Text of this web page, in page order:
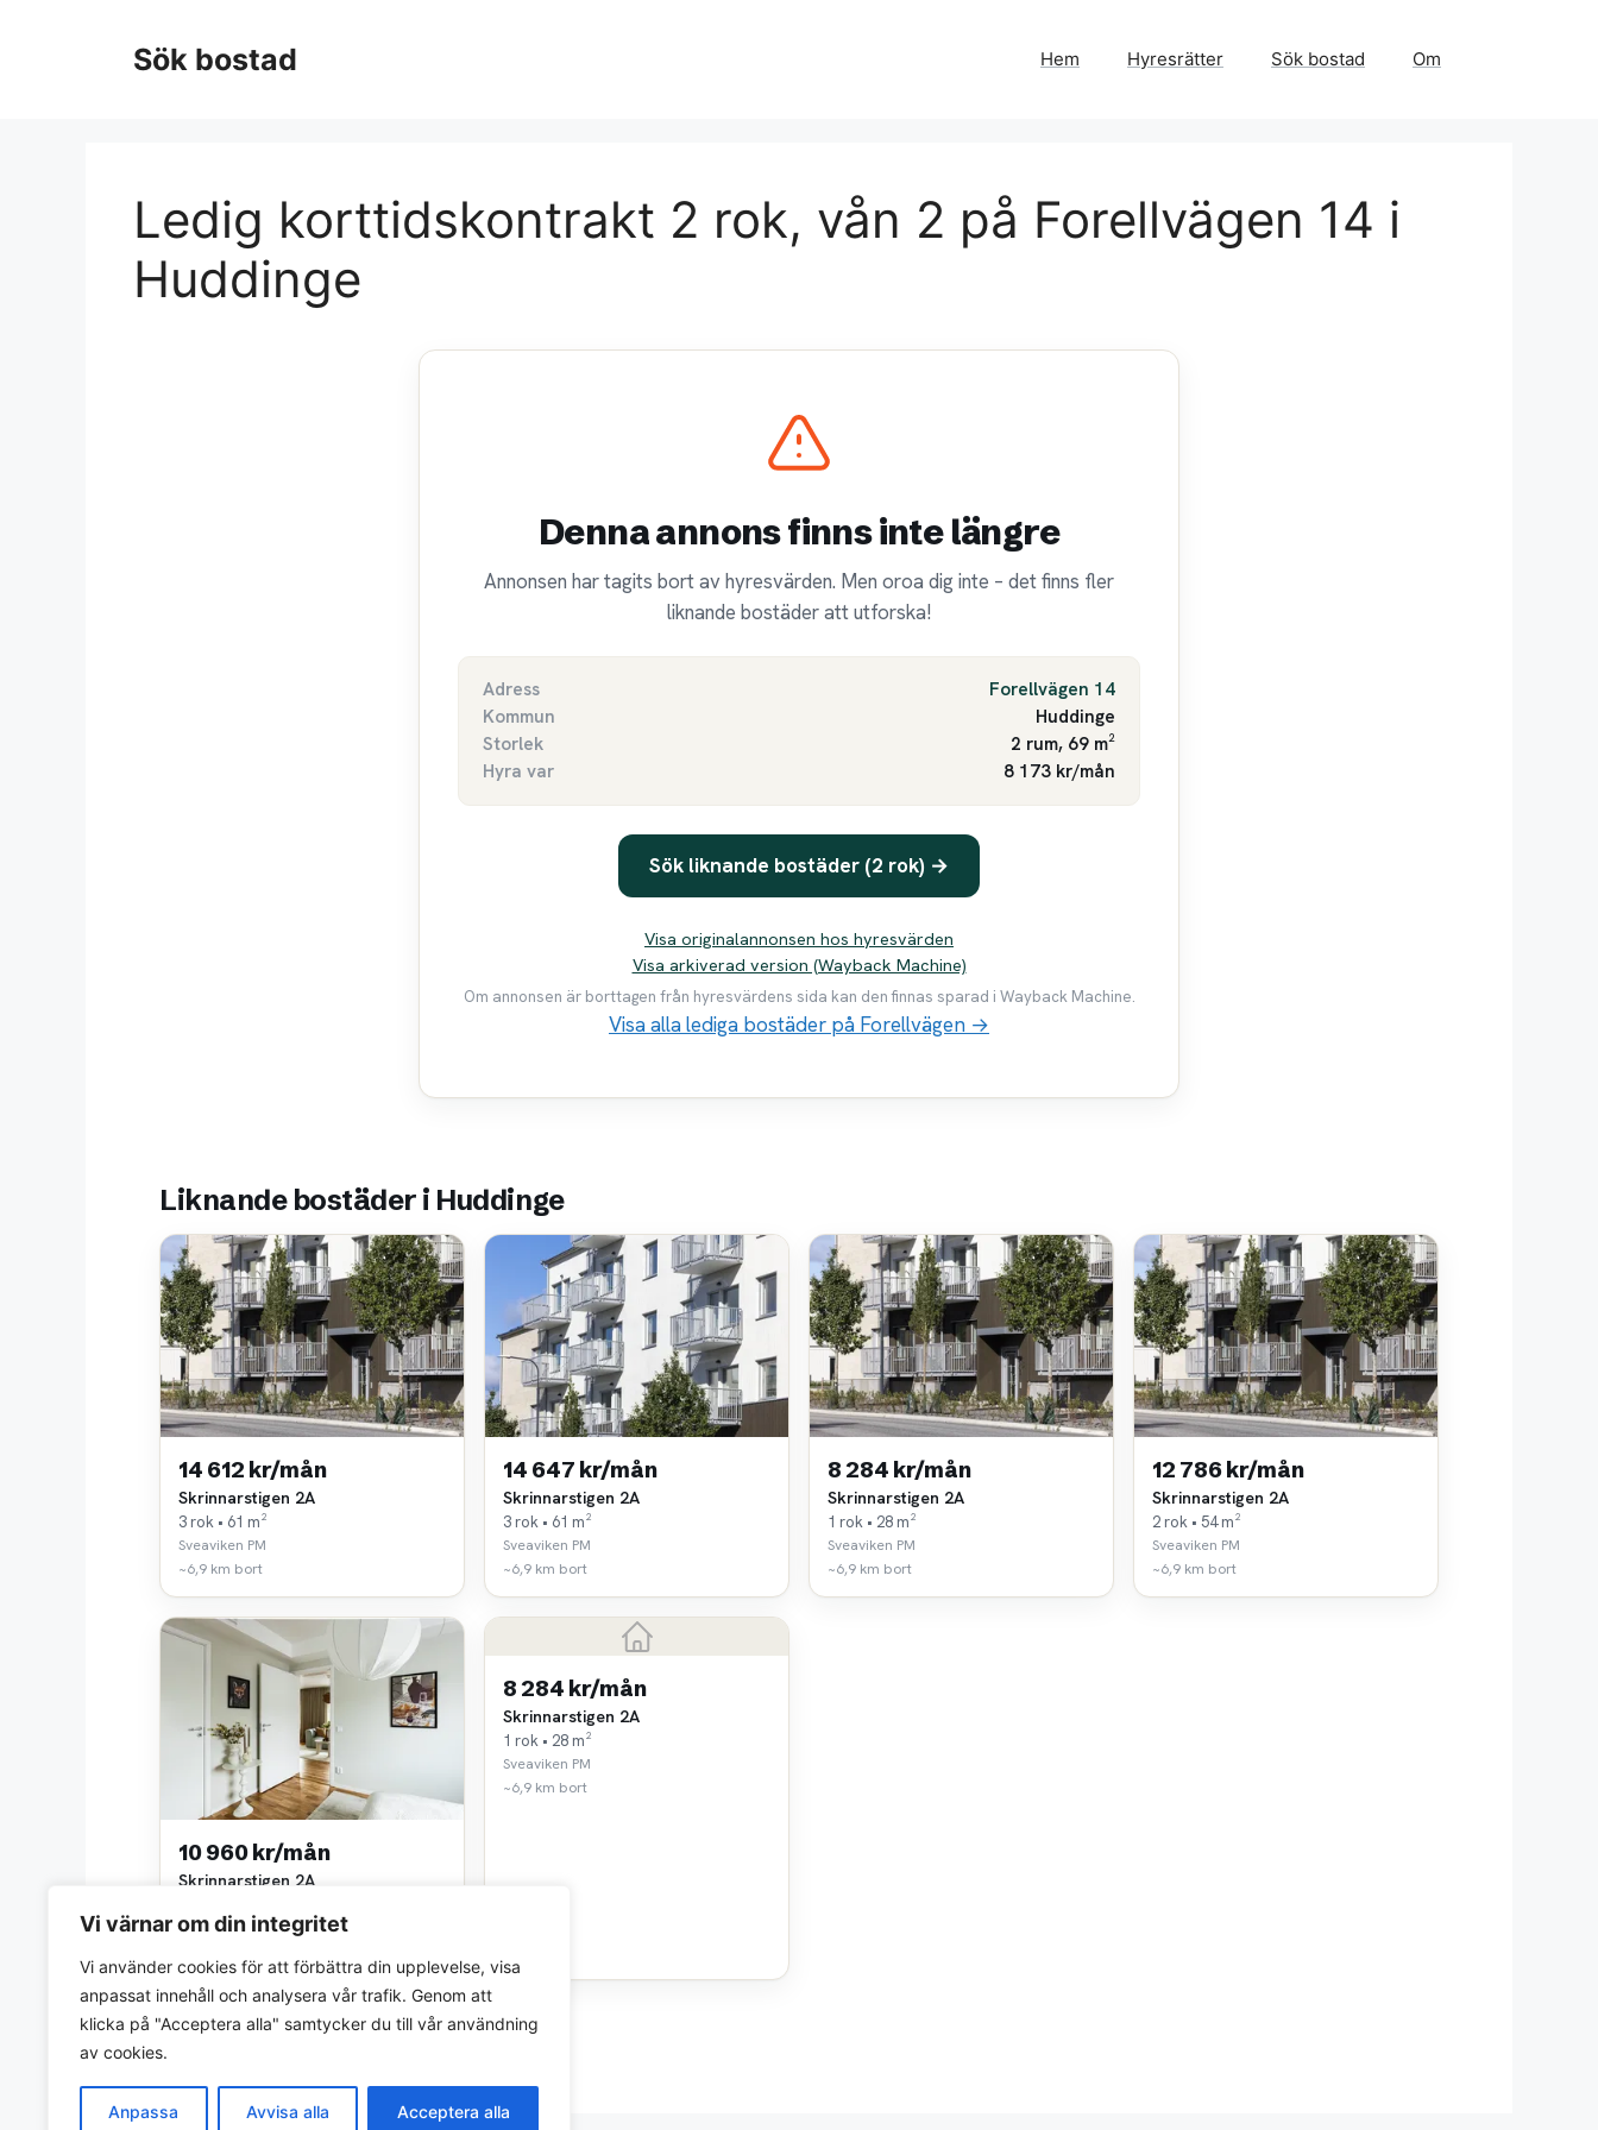
Vi värnar om din integritet
Vi använder cookies för att förbättra din upplevelse, visa
anpassat innehåll och analysera vår trafik. Genom att
klicka på "Acceptera alla" samtycker du till vår användning
av cookies.
Anpassa Avvisa alla Acceptera alla
Sök bostad Hem Hyresrätter Sök bostad Om
Ledig korttidskontrakt 2 rok, vån 2 på Forellvägen 14 i
Huddinge
Denna annons finns inte längre
Annonsen har tagits bort av hyresvärden. Men oroa dig inte – det finns fler
liknande bostäder att utforska!
Adress
Forellvägen 14
Kommun
Huddinge
Storlek
2 rum, 69 m²
Hyra var
8 173 kr/mån
Sök liknande bostäder (2 rok) →
Visa originalannonsen hos hyresvärden
Visa arkiverad version (Wayback Machine)
Om annonsen är borttagen från hyresvärdens sida kan den finnas sparad i Wayback Machine.
Visa alla lediga bostäder på Forellvägen →
Liknande bostäder i Huddinge
14 612 kr/mån
Skrinnarstigen 2A
3 rok • 61 m²
Sveaviken PM
~6,9 km bort
14 647 kr/mån
Skrinnarstigen 2A
3 rok • 61 m²
Sveaviken PM
~6,9 km bort
8 284 kr/mån
Skrinnarstigen 2A
1 rok • 28 m²
Sveaviken PM
~6,9 km bort
12 786 kr/mån
Skrinnarstigen 2A
2 rok • 54 m²
Sveaviken PM
~6,9 km bort
10 960 kr/mån
Skrinnarstigen 2A
Sveaviken PM
8 284 kr/mån
Skrinnarstigen 2A
1 rok • 28 m²
Sveaviken PM
~6,9 km bort